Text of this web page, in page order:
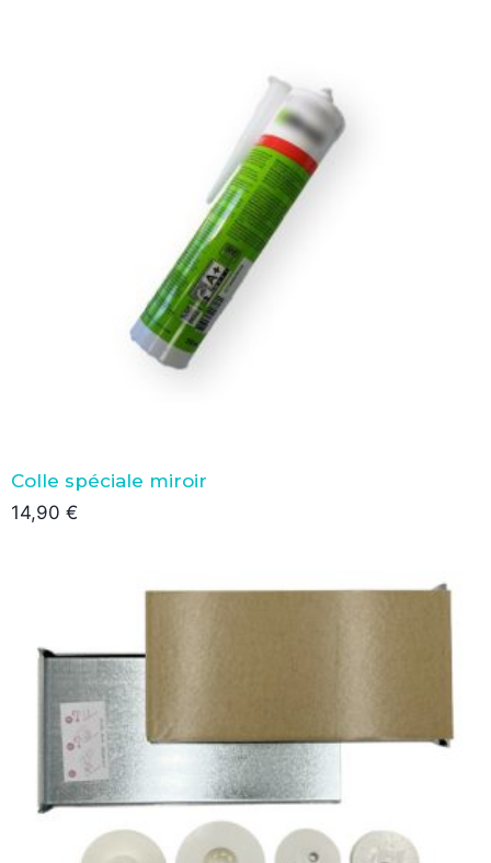
Colle spéciale miroir
14,90 €